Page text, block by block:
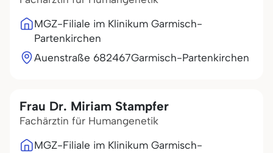
MGZ-Filiale im Klinikum Garmisch-
Partenkirchen
Auenstraße 682467Garmisch-Partenkirchen
Frau Dr. Miriam Stampfer
Fachärztin für Humangenetik
MGZ-Filiale im Klinikum Garmisch-